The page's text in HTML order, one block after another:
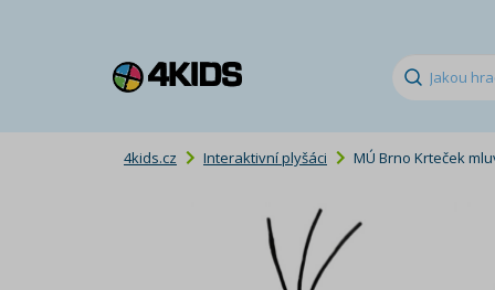
4kids.cz Interaktivní plyšáci MÚ Brno Krteček